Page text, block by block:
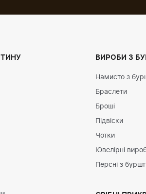
ВИРОБИ З
Намисто з
Браслети
Броші
Підвіски
Чотки
Ювелірні
Персні з